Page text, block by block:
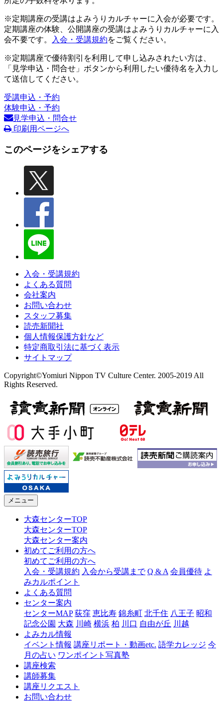
※定期講座の受講はよみうりカルチャーに入会が必要です。
定期講座の体験、公開講座の受講はよみうりカルチャーに入
会不要です。
入会・受講規約をご覧ください。
※定期講座で優待割引を利用して申し込みされたい方は、
「見学申込・問合せ」ボタンから利用したい優待名を入力し
て送信してください。
受講申込・予約
体験申込・予約
見学申込・問合せ
印刷用ページへ
このページをシェアする
入会・受講規約
よくある質問
会社案内
お問い合わせ
スタッフ募集
読売新聞社
個人情報保護方針など
特定商取引法に基づく表示
サイトマップ
Copyright©Yomiuri Nippon TV Culture Center. 2005-2019 All
Rights Reserved.
メニュー
大森センターTOP
大森センターTOP
大森センター案内
初めてご利用の方へ
初めてご利用の方へ
入会・受講規約 入会から受講まで Q & A 会員優待 よ
みカルポイント
よくある質問
センター案内
センターMAP 荻窪 恵比寿 錦糸町 北千住 八王子 昭和
記念公園 大森 川崎 横浜 柏 川口 自由が丘 川越
よみカル情報
イベント情報 講座リポート・動画etc. 語学カレッジ 今
月の占い ワンポイント写真塾
講座検索
講師募集
講座リクエスト
お問い合わせ